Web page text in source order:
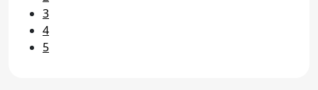
3
4
5